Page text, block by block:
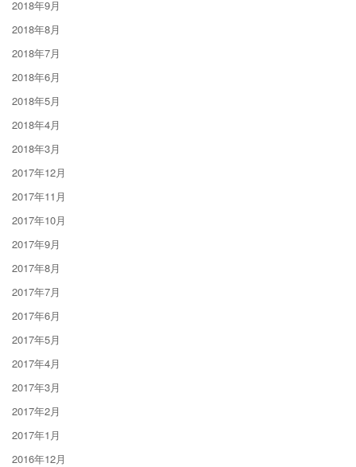
2018年9月
2018年8月
2018年7月
2018年6月
2018年5月
2018年4月
2018年3月
2017年12月
2017年11月
2017年10月
2017年9月
2017年8月
2017年7月
2017年6月
2017年5月
2017年4月
2017年3月
2017年2月
2017年1月
2016年12月